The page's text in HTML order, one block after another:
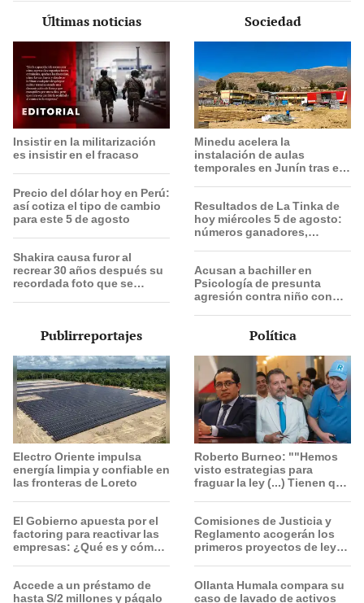
Últimas noticias
Insistir en la militarización
es insistir en el fracaso
Precio del dólar hoy en Perú:
así cotiza el tipo de cambio
para este 5 de agosto
Shakira causa furor al
recrear 30 años después su
recordada foto que se
Sociedad
Minedu acelera la
instalación de aulas
temporales en Junín tras el
beneficiados
Resultados de La Tinka de
hoy miércoles 5 de agosto:
números ganadores,
Acusan a bachiller en
Psicología de presunta
agresión contra niño con
Publirreportajes
Electro Oriente impulsa
energía limpia y confiable en
las fronteras de Loreto
El Gobierno apuesta por el
factoring para reactivar las
empresas: ¿Qué es y cómo
Accede a un préstamo de
hasta S/2 millones y págalo
Política
Roberto Burneo: ""Hemos
visto estrategias para
fraguar la ley (...) Tienen que
Comisiones de Justicia y
Reglamento acogerán los
primeros proyectos de ley
Ollanta Humala compara su
caso de lavado de activos